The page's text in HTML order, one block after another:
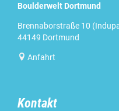
Boulderwelt Dortmund
Brennaborstraße 10
44149 Dortmund
 Anfahrt
Kontakt